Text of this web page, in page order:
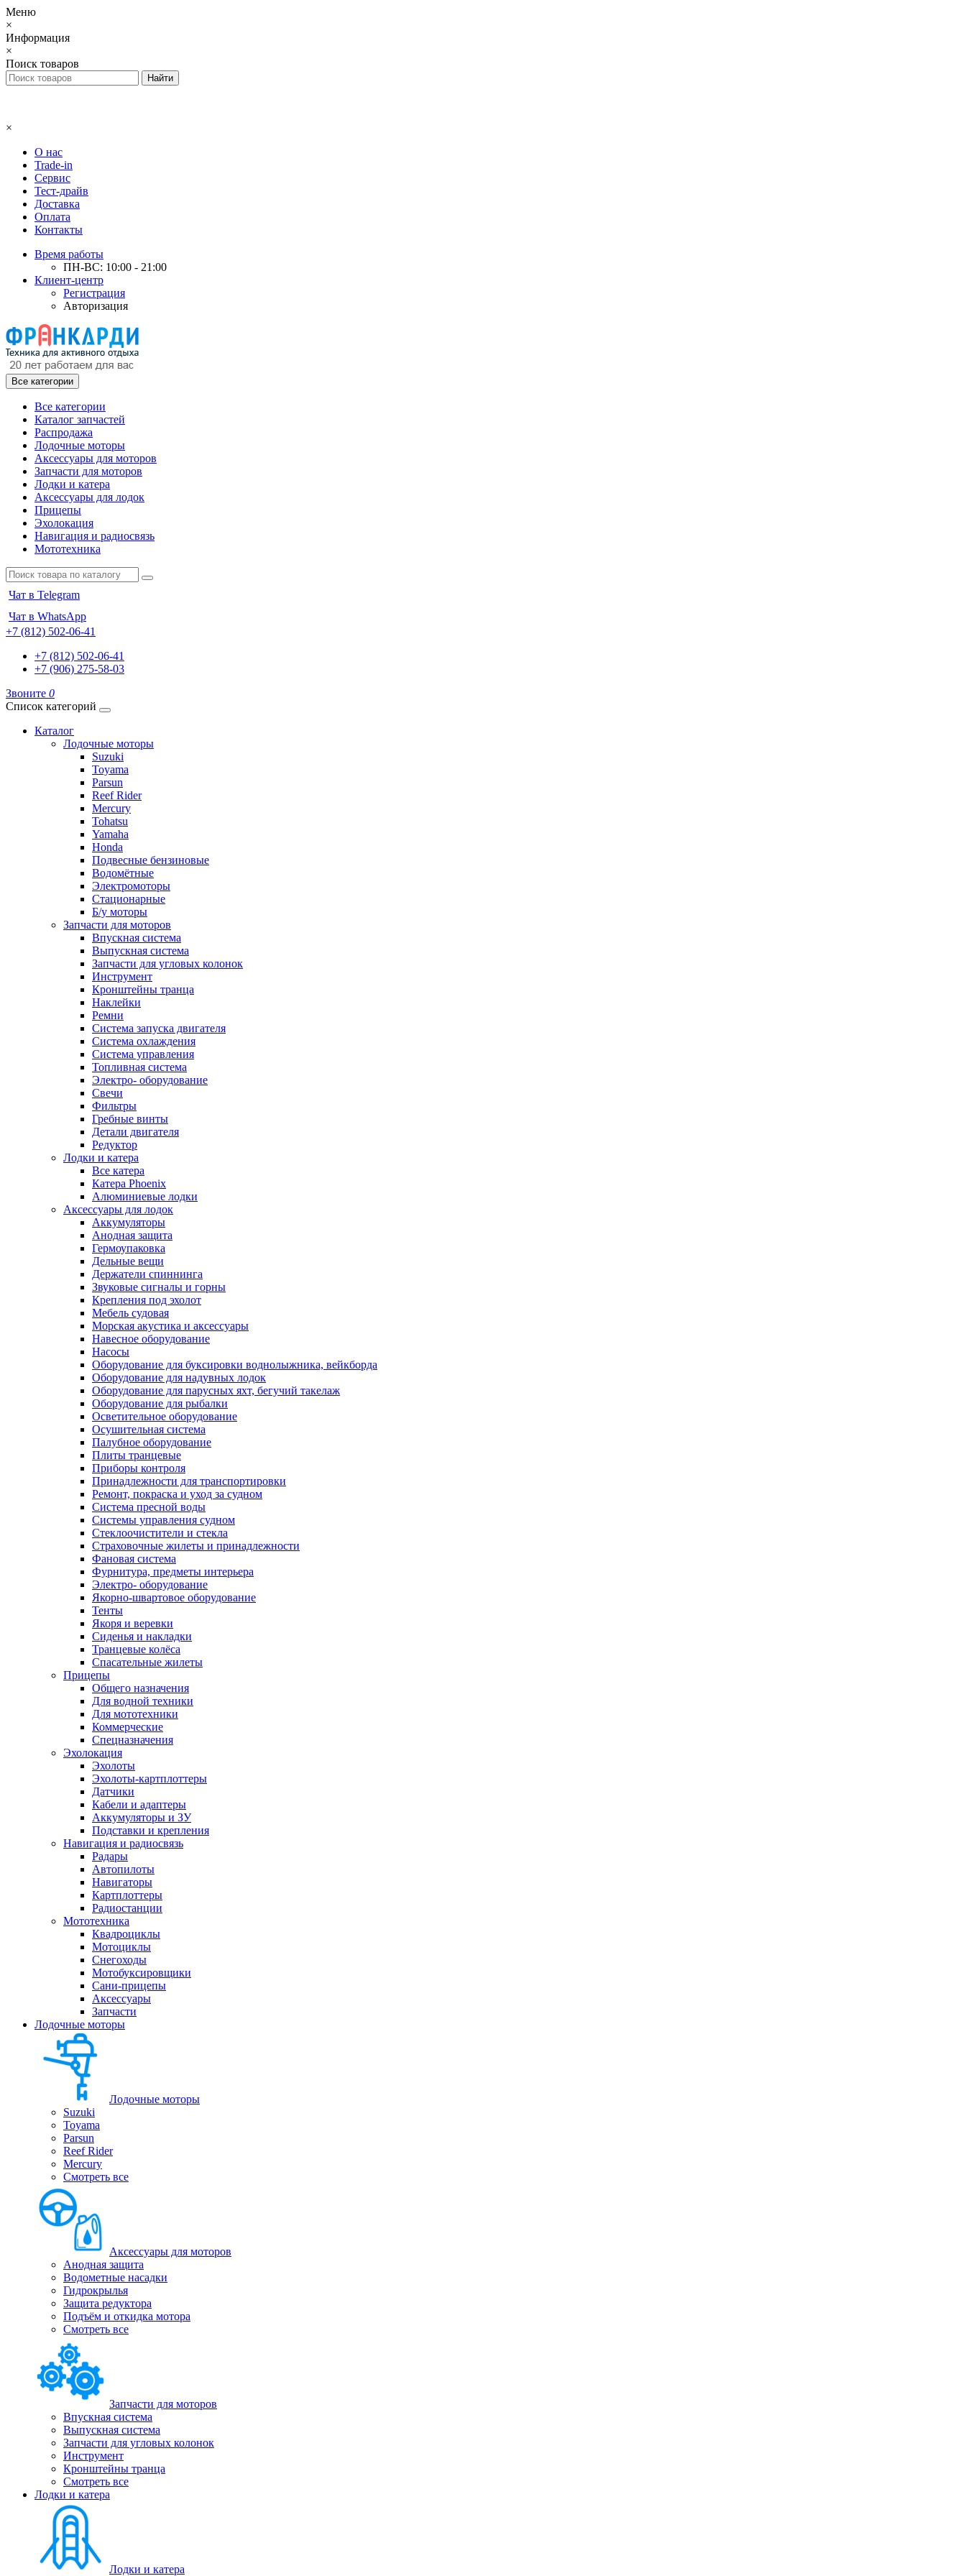
Меню
×
Информация
×
Поиск товаров
×
О нас
Trade-in
Сервис
Тест-драйв
Доставка
Оплата
Контакты
Время работы
ПН-ВС: 10:00 - 21:00
Клиент-центр
Регистрация
Авторизация
Все категории
Все категории
Каталог запчастей
Распродажа
Лодочные моторы
Аксессуары для моторов
Запчасти для моторов
Лодки и катера
Аксессуары для лодок
Прицепы
Эхолокация
Навигация и радиосвязь
Мототехника
Чат в Telegram
Чат в WhatsApp
+7 (812) 502-06-41
+7 (812) 502-06-41
+7 (906) 275-58-03
Звоните 0
Список категорий
Каталог
Лодочные моторы
Suzuki
Toyama
Parsun
Reef Rider
Mercury
Tohatsu
Yamaha
Honda
Подвесные бензиновые
Водомётные
Электромоторы
Стационарные
Б/у моторы
Запчасти для моторов
Впускная система
Выпускная система
Запчасти для угловых колонок
Инструмент
Кронштейны транца
Наклейки
Ремни
Система запуска двигателя
Система охлаждения
Система управления
Топливная система
Электро- оборудование
Свечи
Фильтры
Гребные винты
Детали двигателя
Редуктор
Лодки и катера
Все катера
Катера Phoenix
Алюминиевые лодки
Аксессуары для лодок
Аккумуляторы
Анодная защита
Гермоупаковка
Дельные вещи
Держатели спиннинга
Звуковые сигналы и горны
Крепления под эхолот
Мебель судовая
Морская акустика и аксессуары
Навесное оборудование
Насосы
Оборудование для буксировки воднолыжника, вейкборда
Оборудование для надувных лодок
Оборудование для парусных яхт, бегучий такелаж
Оборудование для рыбалки
Осветительное оборудование
Осушительная система
Палубное оборудование
Плиты транцевые
Приборы контроля
Принадлежности для транспортировки
Ремонт, покраска и уход за судном
Система пресной воды
Системы управления судном
Стеклоочистители и стекла
Страховочные жилеты и принадлежности
Фановая система
Фурнитура, предметы интерьера
Электро- оборудование
Якорно-швартовое оборудование
Тенты
Якоря и веревки
Сиденья и накладки
Транцевые колёса
Спасательные жилеты
Прицепы
Общего назначения
Для водной техники
Для мототехники
Коммерческие
Спецназначения
Эхолокация
Эхолоты
Эхолоты-картплоттеры
Датчики
Кабели и адаптеры
Аккумуляторы и ЗУ
Подставки и крепления
Навигация и радиосвязь
Радары
Автопилоты
Навигаторы
Картплоттеры
Радиостанции
Мототехника
Квадроциклы
Мотоциклы
Снегоходы
Мотобуксировщики
Сани-прицепы
Аксессуары
Запчасти
Лодочные моторы
Лодочные моторы
Suzuki
Toyama
Parsun
Reef Rider
Mercury
Смотреть все
Аксессуары для моторов
Анодная защита
Водометные насадки
Гидрокрылья
Защита редуктора
Подъём и откидка мотора
Смотреть все
Запчасти для моторов
Впускная система
Выпускная система
Запчасти для угловых колонок
Инструмент
Кронштейны транца
Смотреть все
Лодки и катера
Лодки и катера